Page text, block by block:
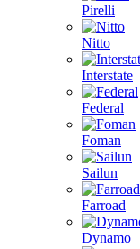
Pirelli
Nitto
Interstate
Federal
Foman
Sailun
Farroad
Dynamo